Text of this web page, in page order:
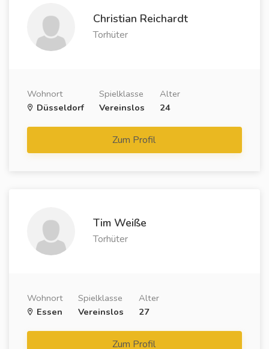
Christian Reichardt
Torhüter
Wohnort
Düsseldorf
Spielklasse
Vereinslos
Alter
24
Zum Profil
Tim Weiße
Torhüter
Wohnort
Essen
Spielklasse
Vereinslos
Alter
27
Zum Profil